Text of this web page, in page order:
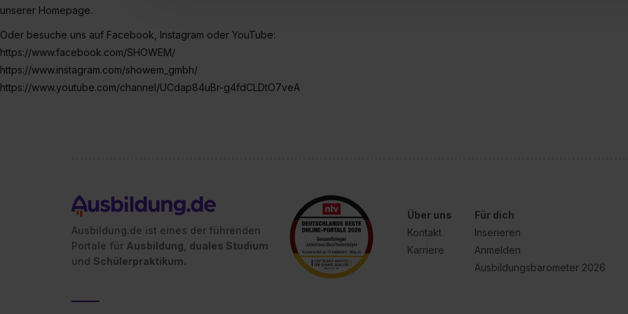
verfügen über kein angemessenes Datenschutzniveau (EuGH – Schrems II). Du kannst die
jederzeit mit Wirkung für die Zukunft ganz oder teilweise über unsere Datenschutzerklärung
„Datenschutz-Einstellungen“ widerrufen. Weitere Informationen zu den einzelnen Cookies
„Details zeigen“. Weitere Informationen:
unserer Homepage.
Oder besuche uns auf Facebook, Instagram oder YouTube:
https://www.facebook.com/SHOWEM/
https://www.instagram.com/showem_gmbh/
https://www.youtube.com/channel/UCdap84uBr-g4fdCLDtO7veA
Ausbildung.de ist eines der führenden
Portale für Ausbildung, duales Studium
und Schülerpraktikum.
Über uns
Kontakt
Karriere
Für dich
Inserieren
Anmelden
Ausbildungsbarometer 2026